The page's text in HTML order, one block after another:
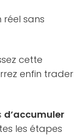
réel sans
cette
enfin trader
d’accumuler
les étapes